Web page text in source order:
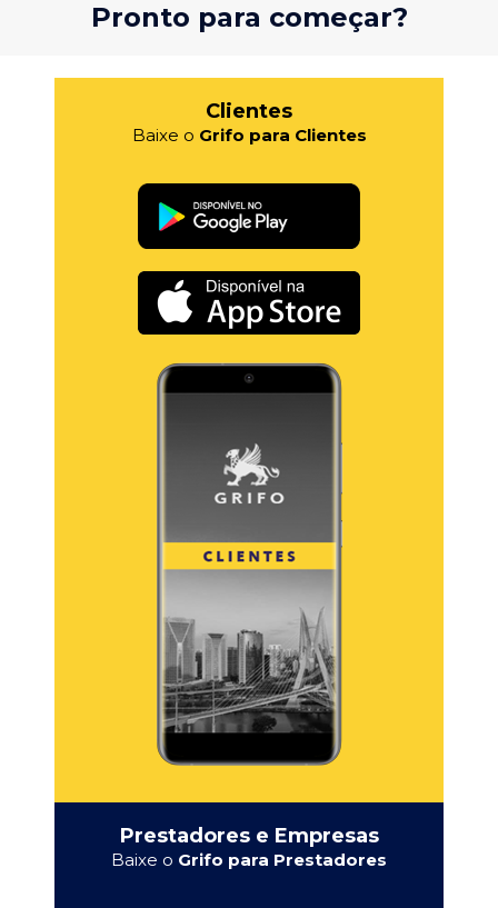
Pronto para começar?
Clientes
Baixe o Grifo para Clientes
Prestadores e Empresas
Baixe o Grifo para Prestadores